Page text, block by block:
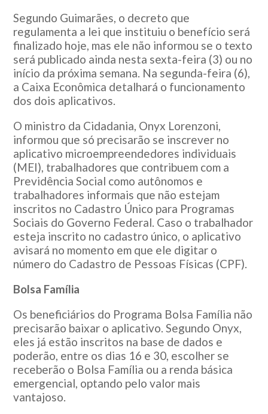
Segundo Guimarães, o decreto que
regulamenta a lei que instituiu o benefício será
finalizado hoje, mas ele não informou se o texto
será publicado ainda nesta sexta-feira (3) ou no
início da próxima semana. Na segunda-feira (6),
a Caixa Econômica detalhará o funcionamento
dos dois aplicativos.
O ministro da Cidadania, Onyx Lorenzoni,
informou que só precisarão se inscrever no
aplicativo microempreendedores individuais
(MEI), trabalhadores que contribuem com a
Previdência Social como autônomos e
trabalhadores informais que não estejam
inscritos no Cadastro Único para Programas
Sociais do Governo Federal. Caso o trabalhador
esteja inscrito no cadastro único, o aplicativo
avisará no momento em que ele digitar o
número do Cadastro de Pessoas Físicas (CPF).
Bolsa Família
Os beneficiários do Programa Bolsa Família não
precisarão baixar o aplicativo. Segundo Onyx,
eles já estão inscritos na base de dados e
poderão, entre os dias 16 e 30, escolher se
receberão o Bolsa Família ou a renda básica
emergencial, optando pelo valor mais
vantajoso.